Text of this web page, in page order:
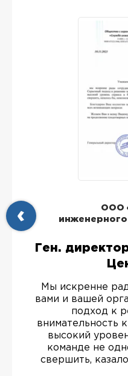
ООО
инженерного
Ген.
Мы искренне
вами и вашей
подход к
внимательность
высокий
команде не
свершить,